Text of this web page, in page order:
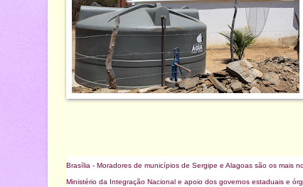
Brasília - Moradores de municípios de Sergipe e Alagoas são os mais
Ministério da Integração Nacional e apoio dos governos estaduais e